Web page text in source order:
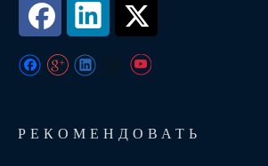
РЕКОМЕНДОВАТЬ